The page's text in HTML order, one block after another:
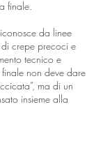
finale.
da linee
crepe precoci e
tecnico e
finale non deve dare
ma di un
insieme alla